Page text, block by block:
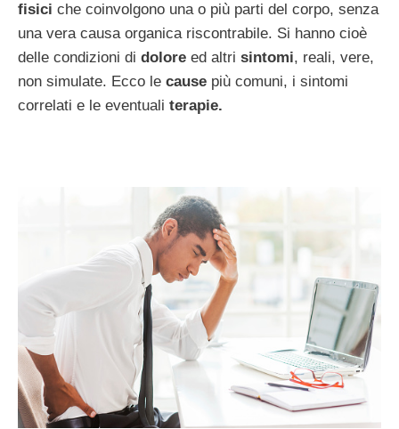
fisici che coinvolgono una o più parti del corpo, senza
una vera causa organica riscontrabile. Si hanno cioè
delle condizioni di dolore ed altri sintomi, reali, vere,
non simulate. Ecco le cause più comuni, i sintomi
correlati e le eventuali terapie.